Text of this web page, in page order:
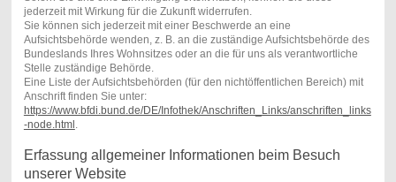
jederzeit mit Wirkung für die Zukunft widerrufen.
Sie können sich jederzeit mit einer Beschwerde an eine
Aufsichtsbehörde wenden, z. B. an die zuständige Aufsichtsbehörde des
Bundeslands Ihres Wohnsitzes oder an die für uns als verantwortliche
Stelle zuständige Behörde.
Eine Liste der Aufsichtsbehörden (für den nichtöffentlichen Bereich) mit
Anschrift finden Sie unter:
https://www.bfdi.bund.de/DE/Infothek/Anschriften_Links/anschriften_links
-node.html
Erfassung allgemeiner Informationen beim Besuch
unserer Website